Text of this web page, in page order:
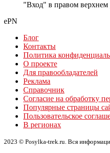
"Вход" в правом
ePN
Блог
Контакты
Политика
О проекте
Для правообладателей
Реклама
Справочник
Согласие на обработку
Популярные страницы
Пользовательское
В регионах
2023 © Posylka-trek.ru. Вся